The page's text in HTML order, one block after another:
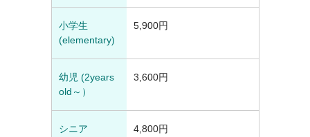
小学生
(elementary)
5,900円
幼児 (2years
old～）
3,600円
シニア
4,800円